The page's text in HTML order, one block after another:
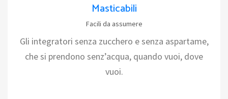
Masticabili
Facili da assumere
Gli integratori senza zucchero e senza aspartame,
che si prendono senz’acqua, quando vuoi, dove
vuoi.